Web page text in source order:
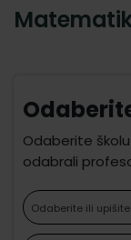
Odaberite
odabrali
Odaberite ili